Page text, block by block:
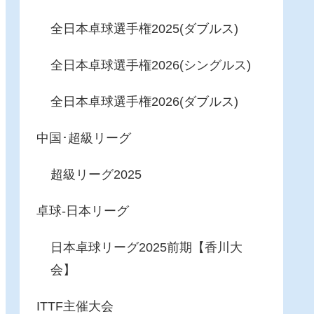
全日本卓球選手権2025(ダブルス)
全日本卓球選手権2026(シングルス)
全日本卓球選手権2026(ダブルス)
中国･超級リーグ
超級リーグ2025
卓球-日本リーグ
日本卓球リーグ2025前期【香川大
会】
ITTF主催大会